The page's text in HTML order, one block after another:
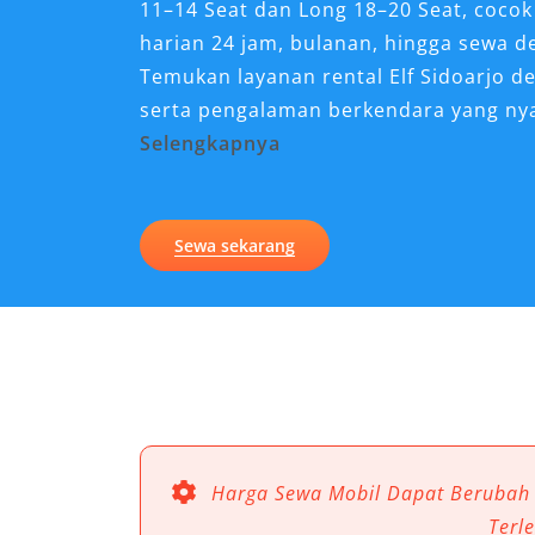
11–14 Seat dan Long 18–20 Seat,
harian 24 jam, bulanan, hingga sewa
Temukan layanan rental Elf Sidoarjo
serta pengalaman berkendara yang
Selengkapnya
Perjalanan di Sidoarjo?
Sidoarjo, terutama bagi rombongan
Juanda atau Stasiun Gubeng dan
kapasitas penumpang yang besar
tantangan transportasi rombongan
Sewa sekarang
Harga Sewa Mobil Dapat